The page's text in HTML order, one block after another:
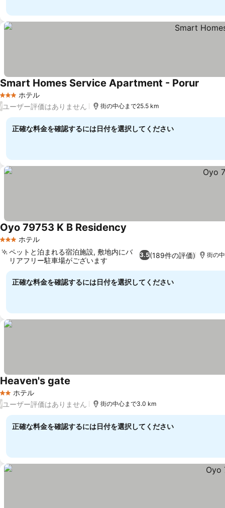
3 ホテルのランク
ホテル
Smart Homes Service Apartment - Porur
/ユーザー評価はありません 街の中心まで25.5 km
正確な料金を確認するには日付を選択してください
3 ホテルのランク
ホテル
Oyo 79753 K B Residency
3.5(189件の評価)
ペットと泊まれる宿泊施設, 敷地内にバ
リアフリー駐車場がございます
街の
正確な料金を確認するには日付を選択してください
2 ホテルのランク
ホテル
Heaven's gate
/ユーザー評価はありません 街の中心まで3.0 km
正確な料金を確認するには日付を選択してください